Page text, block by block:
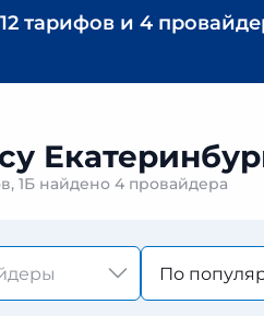
тарифов и 4
1Б найдено 4 провайдера
По